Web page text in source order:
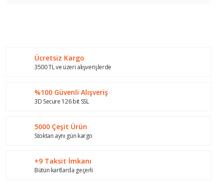
Ürün resmi kalitesiz, bozuk veya görüntülenemiyor.
Ürün bilgilerinde hatalar bulunuyor.
Bu ürüne benzer farklı alternatifler olmalı.
Ücretsiz Kargo
3500 TL ve üzeri alışverişlerde
%100 Güvenli Alışveriş
3D Secure 126 bit SSL
5000 Çeşit Ürün
Stoktan aynı gün kargo
+9 Taksit İmkanı
Bütün kartlarda geçerli